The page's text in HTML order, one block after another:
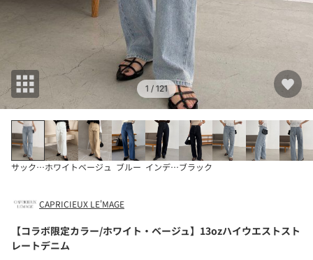
1 / 121
サックスブルー
ホワイトベージュ ブルー インディゴブルー
ブラック
CAPRICIEUX LE'MAGE
【コラボ限定カラー/ホワイト・ベージュ】13ozハイウエストスト
レートデニム